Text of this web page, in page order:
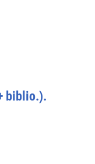
biblio.).